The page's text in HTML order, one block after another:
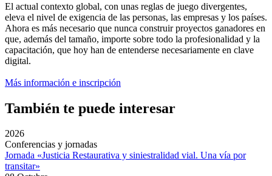
El actual contexto global, con unas reglas de juego divergentes,
eleva el nivel de exigencia de las personas, las empresas y los países.
Ahora es más necesario que nunca construir proyectos ganadores en
que, además del tamaño, importe sobre todo la profesionalidad y la
capacitación, que hoy han de entenderse necesariamente en clave
digital.
Más información e inscripción
También te puede interesar
2026
Conferencias y jornadas
Jornada «Justicia Restaurativa y siniestralidad vial. Una vía por
transitar»